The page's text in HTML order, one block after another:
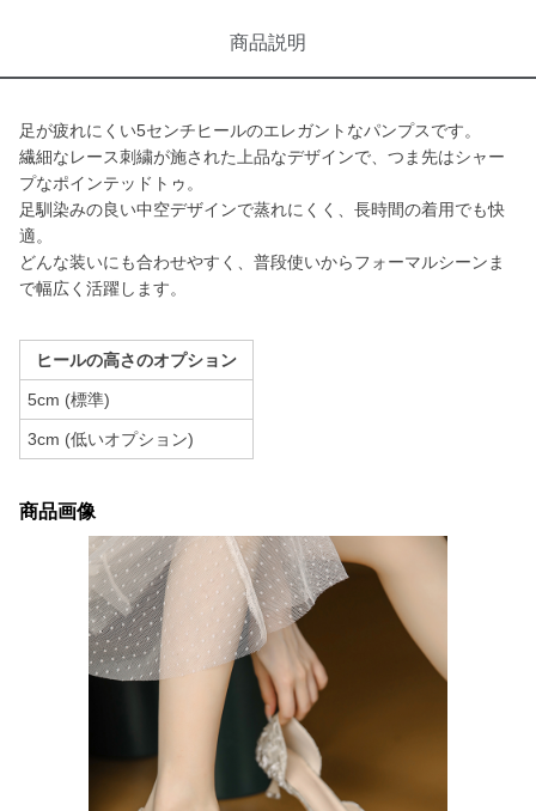
商品説明
足が疲れにくい5センチヒールのエレガントなパンプスです。
繊細なレース刺繍が施された上品なデザインで、つま先はシャー
プなポインテッドトゥ。
足馴染みの良い中空デザインで蒸れにくく、長時間の着用でも快
適。
どんな装いにも合わせやすく、普段使いからフォーマルシーンま
で幅広く活躍します。
ヒールの高さのオプション
5cm (標準)
3cm (低いオプション)
商品画像